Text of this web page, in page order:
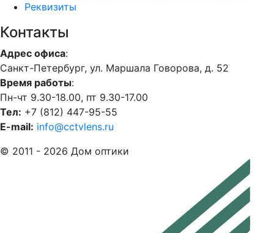
Реквизиты
Контакты
Адрес офиса:
Санкт-Петербург, ул. Маршала Говорова, д. 52
Время работы:
Пн-чт 9.30-18.00, пт 9.30-17.00
Тел: +7 (812) 447-95-55
E-mail: info@cctvlens.ru
© 2011 - 2026 Дом оптики